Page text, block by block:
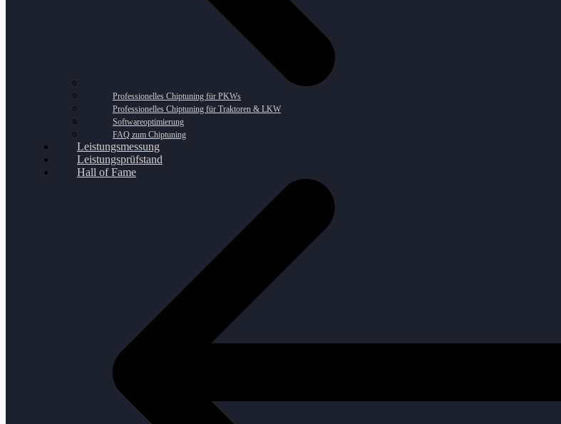
Professionelles Chiptuning für PKWs
Professionelles Chiptuning für Traktoren & LKW
Softwareoptimierung
FAQ zum Chiptuning
Leistungsmessung
Leistungsprüfstand
Hall of Fame